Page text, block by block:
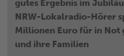
gutes Ergebnis im
NRW-Lokalradio-Hörer
Millionen Euro für in Not
und ihre Familien